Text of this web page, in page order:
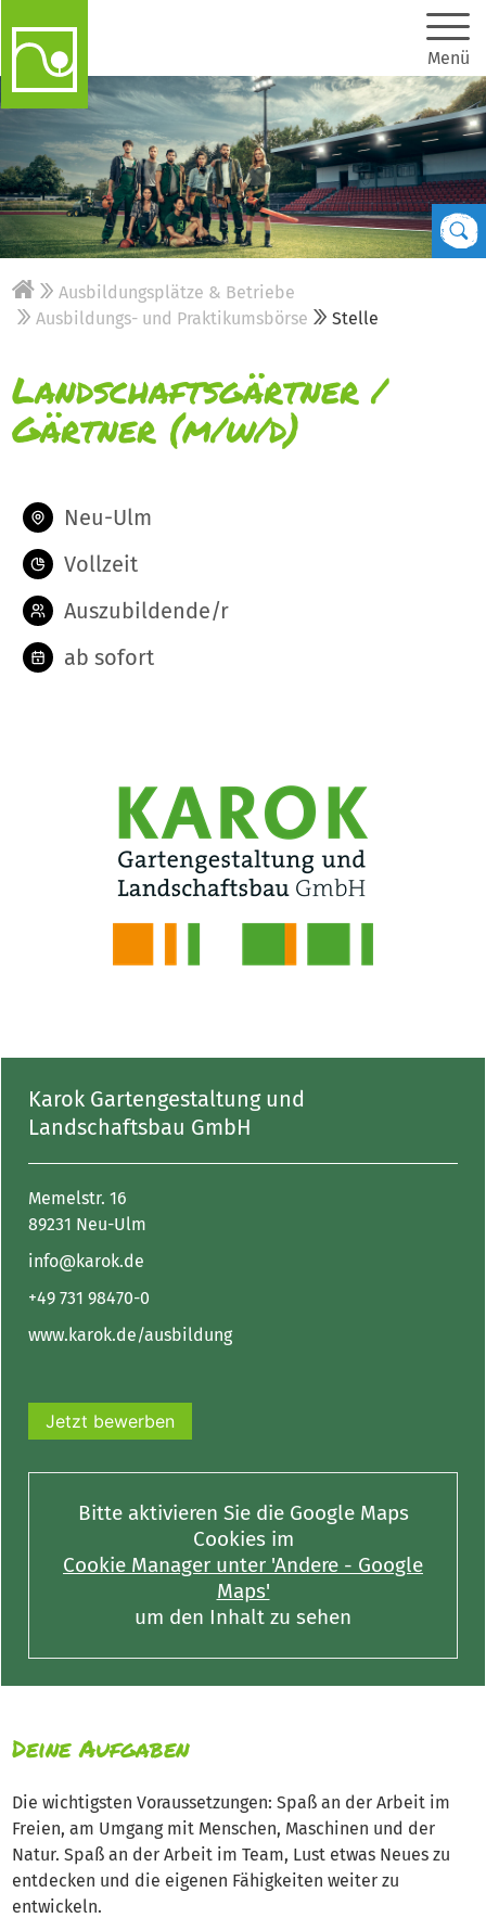
Menü
Ausbildungsplätze & Betriebe
Ausbildungs- und Praktikumsbörse
Stelle
Landschaftsgärtner /
Gärtner (m/w/d)
Neu-Ulm
Vollzeit
Auszubildende/r
ab sofort
Karok Gartengestaltung und
Landschaftsbau GmbH
Memelstr. 16
89231 Neu-Ulm
info@karok.de
+49 731 98470-0
www.karok.de/ausbildung
Jetzt bewerben
Bitte aktivieren Sie die Google Maps
Cookies im
Cookie Manager unter 'Andere - Google
Maps'
um den Inhalt zu sehen
Deine Aufgaben
Die wichtigsten Voraussetzungen: Spaß an der Arbeit im
Freien, am Umgang mit Menschen, Maschinen und der
Natur. Spaß an der Arbeit im Team, Lust etwas Neues zu
entdecken und die eigenen Fähigkeiten weiter zu
entwickeln.